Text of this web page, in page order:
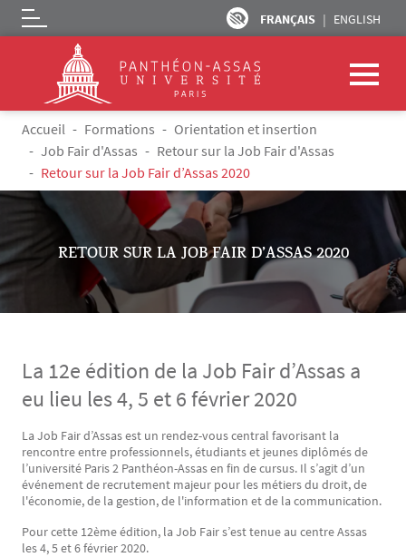
Aller au contenu principal
FRANÇAIS ENGLISH
Logo
Fil d'Ariane
Accueil Formations
Orientation et insertion
Job Fair d'Assas
Retour sur la Job Fair d'Assas
Retour sur la Job Fair d’Assas 2020
RETOUR SUR LA JOB FAIR D’ASSAS 2020
La 12e édition de la Job Fair d’Assas a
eu lieu les 4, 5 et 6 février 2020
Texte
La Job Fair d’Assas est un rendez-vous central favorisant la
rencontre entre professionnels, étudiants et jeunes diplômés de
l’université Paris 2 Panthéon-Assas en fin de cursus. Il s’agit d’un
événement de recrutement majeur pour les métiers du droit, de
l'économie, de la gestion, de l'information et de la communication.
Pour cette 12ème édition, la Job Fair s’est tenue au centre Assas
les 4, 5 et 6 février 2020.